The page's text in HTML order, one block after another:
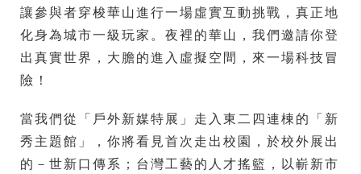
讓參與者穿梭華山進行一場虛實互動挑戰，真正地
化身為城市一級玩家。夜裡的華山，我們邀請你登
出真實世界，大膽的進入虛擬空間，來一場科技冒
險！
當我們從「戶外新媒特展」走入東二四連棟的「新
秀主題館」，你將看見首次走出校園，於校外展出
的－世新口傳系；台灣工藝的人才搖籃，以嶄新市